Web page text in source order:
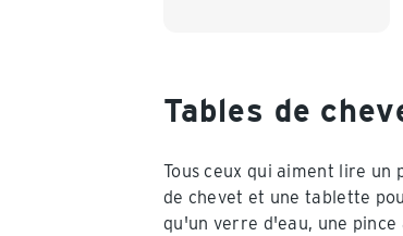
Tables de
Tous ceux qui aiment lire un
de chevet et une tablette
qu'un verre d'eau, une pince